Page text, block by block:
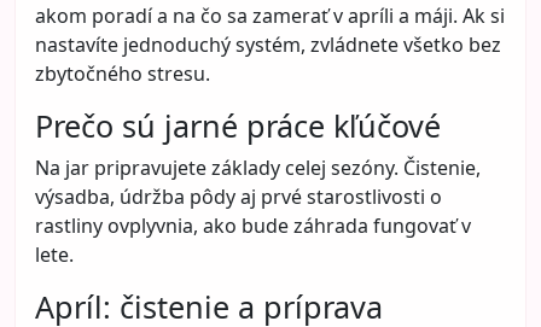
akom poradí a na čo sa zamerať v apríli a máji. Ak si
nastavíte jednoduchý systém, zvládnete všetko bez
zbytočného stresu.
Prečo sú jarné práce kľúčové
Na jar pripravujete základy celej sezóny. Čistenie,
výsadba, údržba pôdy aj prvé starostlivosti o
rastliny ovplyvnia, ako bude záhrada fungovať v
lete.
Apríl: čistenie a príprava